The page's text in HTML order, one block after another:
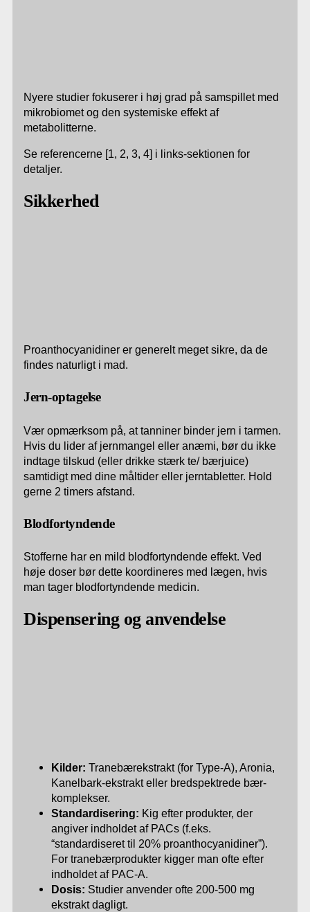
Nyere studier fokuserer i høj grad på samspillet med
mikrobiomet og den systemiske effekt af
metabolitterne.
Se referencerne [1, 2, 3, 4] i links-sektionen for
detaljer.
Sikkerhed
Proanthocyanidiner er generelt meget sikre, da de
findes naturligt i mad.
Jern-optagelse
Vær opmærksom på, at tanniner binder jern i tarmen.
Hvis du lider af jernmangel eller anæmi, bør du ikke
indtage tilskud (eller drikke stærk te/ bærjuice)
samtidigt med dine måltider eller jerntabletter. Hold
gerne 2 timers afstand.
Blodfortyndende
Stofferne har en mild blodfortyndende effekt. Ved
høje doser bør dette koordineres med lægen, hvis
man tager blodfortyndende medicin.
Dispensering og anvendelse
Kilder: Tranebærekstrakt (for Type-A), Aronia,
Kanelbark-ekstrakt eller bredspektrede bær-
komplekser.
Standardisering: Kig efter produkter, der
angiver indholdet af PACs (f.eks.
“standardiseret til 20% proanthocyanidiner”).
For tranebærprodukter kigger man ofte efter
indholdet af PAC-A.
Dosis: Studier anvender ofte 200-500 mg
ekstrakt dagligt.